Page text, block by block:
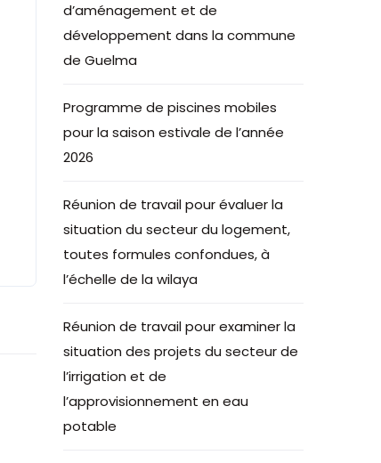
d’aménagement et de
développement dans la commune
de Guelma
Programme de piscines mobiles
pour la saison estivale de l’année
2026
Réunion de travail pour évaluer la
situation du secteur du logement,
toutes formules confondues, à
l’échelle de la wilaya
Réunion de travail pour examiner la
situation des projets du secteur de
l’irrigation et de
l’approvisionnement en eau
potable